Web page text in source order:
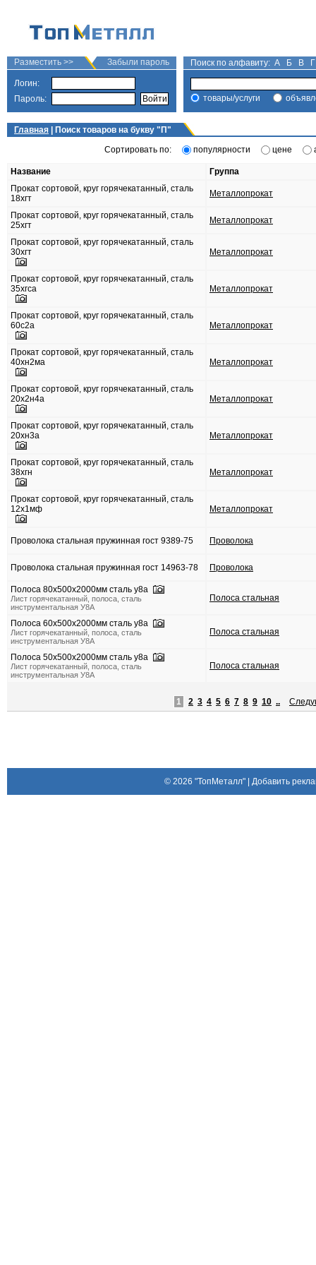
Разместить >> Забыли пароль
Логин:
Пароль:
Поиск по алфавиту: А Б В Г
товары/услуги
Главная | Поиск товаров на букву " П"
Сортировать по:
популярности цене
Название
Группа
Прокат сортовой, круг горячекатанный, сталь
18хгт
Металлопрокат
Прокат сортовой, круг горячекатанный, сталь
25хгт
Металлопрокат
Прокат сортовой, круг горячекатанный, сталь
30хгт
Металлопрокат
Прокат сортовой, круг горячекатанный, сталь
35хгса
Металлопрокат
Прокат сортовой, круг горячекатанный, сталь
60с2а
Металлопрокат
Прокат сортовой, круг горячекатанный, сталь
40хн2ма
Металлопрокат
Прокат сортовой, круг горячекатанный, сталь
20х2н4а
Металлопрокат
Прокат сортовой, круг горячекатанный, сталь
20хн3а
Металлопрокат
Прокат сортовой, круг горячекатанный, сталь
38хгн
Металлопрокат
Прокат сортовой, круг горячекатанный, сталь
12х1мф
Металлопрокат
Проволока стальная пружинная гост 9389-75 Проволока
Проволока стальная пружинная гост 14963-78 Проволока
Полоса 80х500х2000мм сталь у8а
Лист горячекатанный, полоса, сталь
инструментальная У8А
Полоса стальная
Полоса 60х500х2000мм сталь у8а
Лист горячекатанный, полоса, сталь
инструментальная У8А
Полоса стальная
Полоса 50х500х2000мм сталь у8а
Лист горячекатанный, полоса, сталь
инструментальная У8А
Полоса стальная
1 2 3 4 5 6 7 8 9 10 ..
© 2026 "ТопМеталл"| Добавить